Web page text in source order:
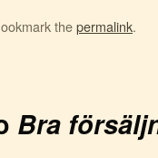
thepermalink.
Bra